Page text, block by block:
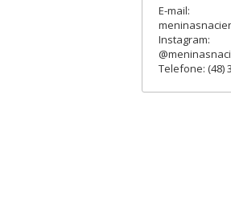
E-mail:
Instagram:
Telefone: (48)